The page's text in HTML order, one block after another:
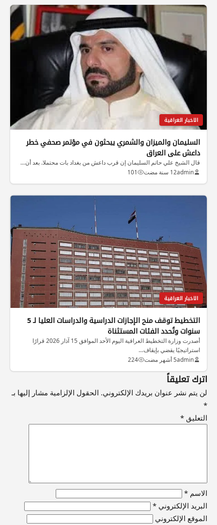
الاخبار العراقية
السليمان والميزان والشمري يبحثون في مؤتمر صحفي خطر
داعش على العراق
قال الشيخ علي حاتم السليمان إن قرب داعش من بغداد بات محتملا. بعد أن…
admin12 سنة مضت 101
الاخبار العراقية
التخطيط توقف منح الإجازات الدراسية والدراسات العليا لـ 5
سنوات وتُحدد الفئات المستثناة
أصدرت وزارة التخطيط العراقية اليوم الأحد الموافق 15 آذار 2026 قرارًا
استراتيجيًا يقضي بإيقاف…
admin5 أشهر مضت 224
اترك تعليقاً
لن يتم نشر عنوان بريدك الإلكتروني. الحقول الإلزامية مشار إليها بـ
*
التعليق *
الاسم *
البريد الإلكتروني *
الموقع الإلكتروني